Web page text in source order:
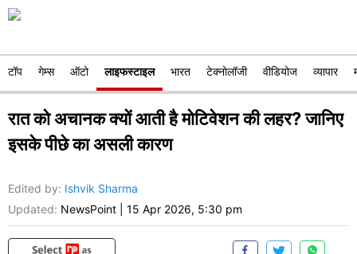
टॉप गेम्स ऑटो लाइफस्टाइल भारत टेक्नोलॉजी वीडियोज व्यापार
रात को अचानक क्यों आती है मोटिवेशन की लहर? जानिए
इसके पीछे का असली कारण
Edited by: Ishvik Sharma
Updated: NewsPoint 15 Apr 2026, 5:30 pm